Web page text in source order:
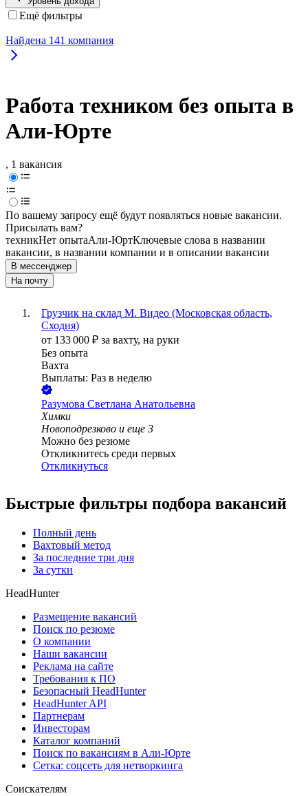
Ещё фильтры
Найдена 141 компания
Работа техником без опыта в
Али-Юрте
, 1 вакансия
По вашему запросу ещё будут появляться новые вакансии.
Присылать вам?
техникНет опытаАли-ЮртКлючевые слова в названии
вакансии, в названии компании и в описании вакансии
В мессенджер
На почту
Грузчик на склад М. Видео (Московская область,
Сходня)
от 133 000 ₽ за вахту, на руки
Без опыта
Вахта
Выплаты: Раз в неделю
Разумова Светлана Анатольевна
Химки
Новоподрезково и еще 3
Можно без резюме
Откликнитесь среди первых
Откликнуться
Быстрые фильтры подбора вакансий
Полный день
Вахтовый метод
За последние три дня
За сутки
HeadHunter
Размещение вакансий
Поиск по резюме
О компании
Наши вакансии
Реклама на сайте
Требования к ПО
Безопасный HeadHunter
HeadHunter API
Партнерам
Инвесторам
Каталог компаний
Поиск по вакансиям в Али-Юрте
Сетка: соцсеть для нетворкинга
Соискателям